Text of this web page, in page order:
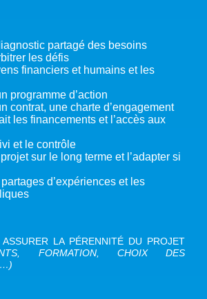
partagé des besoins
les défis
financiers et humains et les
programme d’action
contrat, une charte d’engagement
les financements et l’accès aux
et le contrôle
sur le long terme et l’adapter si
d’expériences et les
LA PÉRENNITÉ DU PROJET
FORMATION, CHOIX DES
…)